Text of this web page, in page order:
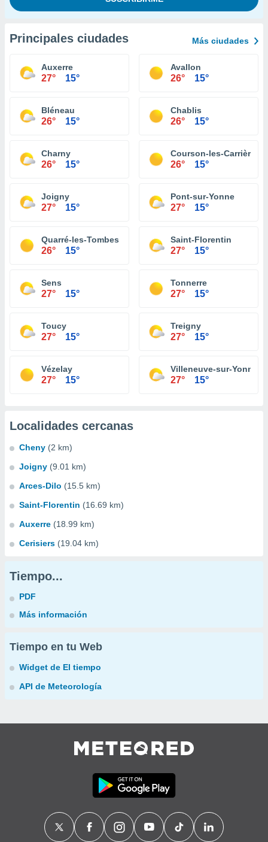
Principales ciudades Más ciudades
Auxerre
27° 15°
Avallon
26° 15°
Bléneau
26° 15°
Chablis
26° 15°
Charny
26° 15°
Courson-les-Carrières
26° 15°
Joigny
27° 15°
Pont-sur-Yonne
27° 15°
Quarré-les-Tombes
26° 15°
Saint-Florentin
27° 15°
Sens
27° 15°
Tonnerre
27° 15°
Toucy
27° 15°
Treigny
27° 15°
Vézelay
27° 15°
Villeneuve-sur-Yonne
27° 15°
Localidades cercanas
Cheny (2 km)
Joigny (9.01 km)
Arces-Dilo (15.5 km)
Saint-Florentin (16.69 km)
Auxerre (18.99 km)
Cerisiers (19.04 km)
Tiempo...
PDF
Más información
Tiempo en tu Web
Widget de El tiempo
API de Meteorología